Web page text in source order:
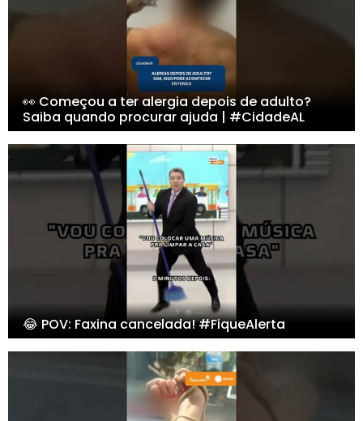
👀 Começou a ter alergia depois de adulto?
Saiba quando procurar ajuda | #CidadeAL
😂 POV: Faxina cancelada! #FiqueAlerta